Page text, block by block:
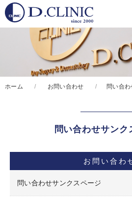
ホーム お問い合わせ 問い合
問い合わせサンク
お問い合わ
問い合わせサンクスページ